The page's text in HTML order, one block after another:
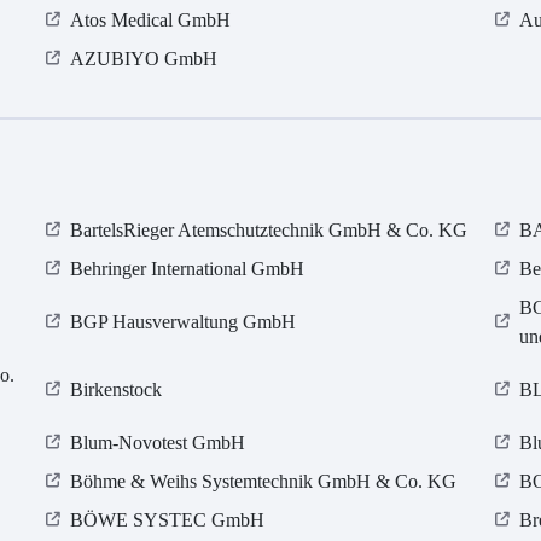
Atos Medical GmbH
AZUBIYO GmbH
BartelsRieger Atemschutztechnik GmbH & Co. KG
Behringer International GmbH
BGP Hausverwaltung GmbH
Birkenstock
Blum-Novotest GmbH
Böhme & Weihs Systemtechnik GmbH & Co. KG
BÖWE SYSTEC GmbH